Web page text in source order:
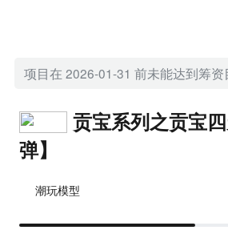
项目在 2026-01-31 前未能达到筹资
贡宝系列之贡宝
弹】
潮玩模型